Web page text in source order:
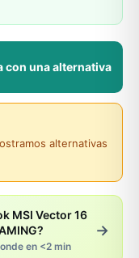
con una alternativa
alternativas
MSI Vector 16
en <2 min
→